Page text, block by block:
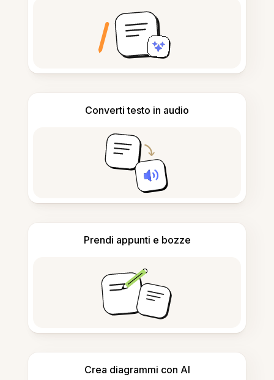
Converti testo in audio
Prendi appunti e bozze
Crea diagrammi con AI